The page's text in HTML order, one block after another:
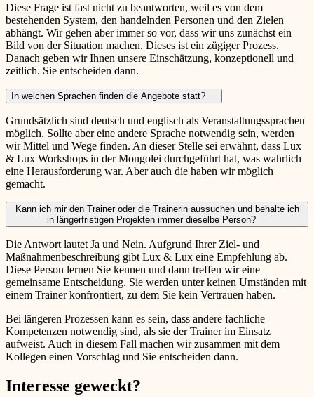
Diese Frage ist fast nicht zu beantworten, weil es von dem
bestehenden System, den handelnden Personen und den Zielen
abhängt. Wir gehen aber immer so vor, dass wir uns zunächst ein
Bild von der Situation machen. Dieses ist ein zügiger Prozess.
Danach geben wir Ihnen unsere Einschätzung, konzeptionell und
zeitlich. Sie entscheiden dann.
In welchen Sprachen finden die Angebote statt?
Grundsätzlich sind deutsch und englisch als Veranstaltungssprachen
möglich. Sollte aber eine andere Sprache notwendig sein, werden
wir Mittel und Wege finden. An dieser Stelle sei erwähnt, dass Lux
& Lux Workshops in der Mongolei durchgeführt hat, was wahrlich
eine Herausforderung war. Aber auch die haben wir möglich
gemacht.
Kann ich mir den Trainer oder die Trainerin aussuchen und behalte ich
in längerfristigen Projekten immer dieselbe Person?
Die Antwort lautet Ja und Nein. Aufgrund Ihrer Ziel- und
Maßnahmenbeschreibung gibt Lux & Lux eine Empfehlung ab.
Diese Person lernen Sie kennen und dann treffen wir eine
gemeinsame Entscheidung. Sie werden unter keinen Umständen mit
einem Trainer konfrontiert, zu dem Sie kein Vertrauen haben.
Bei längeren Prozessen kann es sein, dass andere fachliche
Kompetenzen notwendig sind, als sie der Trainer im Einsatz
aufweist. Auch in diesem Fall machen wir zusammen mit dem
Kollegen einen Vorschlag und Sie entscheiden dann.
Interesse geweckt?